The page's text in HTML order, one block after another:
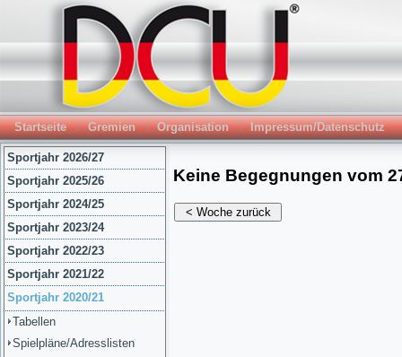
Startseite Gremien Organisation Impressum/Datenschutz
Sportjahr 2026/27
Sportjahr 2025/26
Sportjahr 2024/25
Sportjahr 2023/24
Sportjahr 2022/23
Sportjahr 2021/22
Sportjahr 2020/21
Tabellen
Spielpläne/Adresslisten